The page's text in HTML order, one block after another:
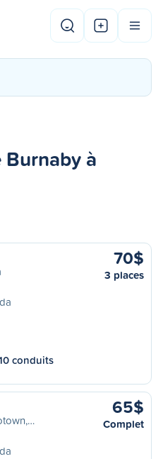
à
70$
3 places
conduits
65$
Complet